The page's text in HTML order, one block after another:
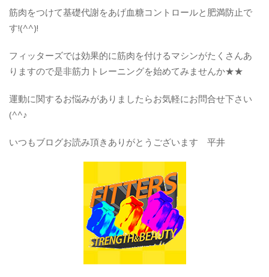
筋肉をつけて基礎代謝をあげ血糖コントロールと肥満防止で
す!(^^)!
フィッターズでは効果的に筋肉を付けるマシンがたくさんあ
りますので是非筋力トレーニングを始めてみませんか★★
運動に関するお悩みがありましたらお気軽にお問合せ下さい
(^^♪
いつもブログお読み頂きありがとうございます 平井